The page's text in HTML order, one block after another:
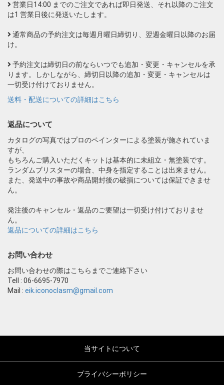
営業日14:00 までのご注文であれば即日発送、それ以降のご注文
は1 営業日後に発送いたします。
通常商品の予約注文は毎週月曜日締切り、翌週金曜日以降のお届
け。
予約注文は締切日の前ならいつでも追加・変更・キャンセルを承
ります。しかしながら、締切日以降の追加・変更・キャンセルは
一切受け付けておりません。
送料・配送についての詳細はこちら
返品について
カタログの写真ではプロのペインターによる塗装が施されていま
すが、
もちろんご購入いただくキットは基本的に未組立・無塗装です。
ランダムブリスターの場合、中身を指定することは出来ません。
また、発送中の事故や商品開封後の破損については保証できませ
ん。
発注後のキャンセル・返品のご要望は一切受け付けておりませ
ん。
返品についての詳細はこちら
お問い合わせ
お問い合わせの際はこちらまでご連絡下さい
Tell : 06-6695-7970
Mail : eik.iconoclasm@gmail.com
当サイトについて
プライバシーポリシー